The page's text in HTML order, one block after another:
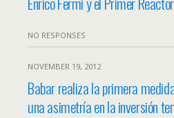
NO RESPONSES
NOVEMBER 19, 2012
Babar realiza la primera
una asimetría en la inversión